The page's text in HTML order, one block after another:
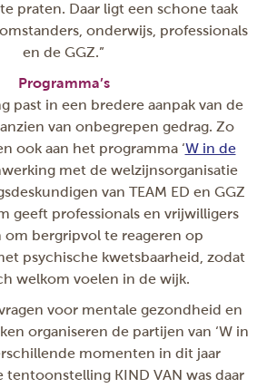
praten. Daar ligt een schone taak
onderwijs, professionals
en de GGZ.”
Programma’s
past in een bredere aanpak van de
van onbegrepen gedrag. Zo
ook aan het programma ‘W in de
met de welzijnsorganisatie
van TEAM ED en GGZ
geeft professionals en vrijwilligers
om bergripvol te reageren op
psychische kwetsbaarheid, zodat
welkom voelen in de wijk.
voor mentale gezondheid en
organiseren de partijen van ‘W in
momenten in dit jaar
tentoonstelling KIND VAN was daar